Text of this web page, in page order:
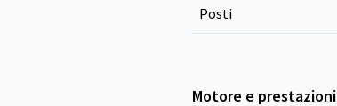
Posti
Motore e prestazioni